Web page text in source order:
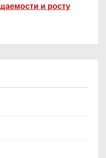
и росту